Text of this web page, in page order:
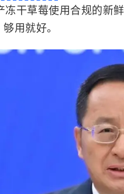
干草莓使用合规的新
用就好。